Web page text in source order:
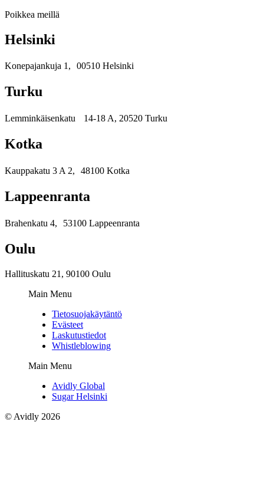
Poikkea meillä
Helsinki
Konepajankuja 1, 00510 Helsinki
Turku
Lemminkäisenkatu 14-18 A, 20520 Turku
Kotka
Kauppakatu 3 A 2, 48100 Kotka
Lappeenranta
Brahenkatu 4, 53100 Lappeenranta
Oulu
Hallituskatu 21, 90100 Oulu
Main Menu
Tietosuojakäytäntö
Evästeet
Laskutustiedot
Whistleblowing
Main Menu
Avidly Global
Sugar Helsinki
© Avidly 2026